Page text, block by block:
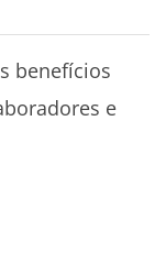
benefícios
e